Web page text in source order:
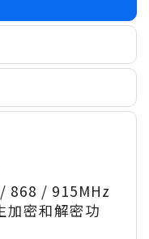
868 / 915MHz
加密和解密功